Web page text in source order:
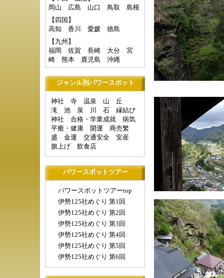
岡山
広島 山口 鳥取
島根
【四国】
高知
香川 愛媛
徳島
【九州】
福岡
佐賀 長崎 大分
宮
崎
熊本 鹿児島 沖縄
ジャンル別パワースポット
神社 寺 温泉 山
丘
滝
池 泉 川 石
縁結び
神社
合格・学業成就
病気
平癒・健康
開運
商売繁
盛
金運 交通安全
安産
旗上げ
飲食店
パワースポットツアー
パワースポットツアーtop
伊勢125社めぐり 第1回
伊勢125社めぐり 第2回
伊勢125社めぐり 第3回
伊勢125社めぐり 第4回
伊勢125社めぐり 第5回
伊勢125社めぐり 第6回